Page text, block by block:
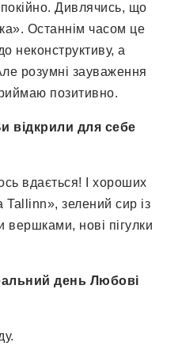
Дивлячись, що
Останнім часом це
неконструктиву, а
розумні зауваження
позитивно.
відкрили для себе
вдається! І хороших
зелений сир із
вершками, нові пігулки
день Любові